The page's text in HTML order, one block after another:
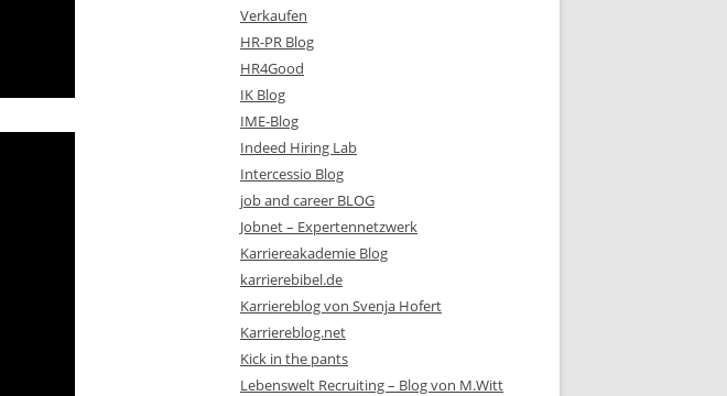
Verkaufen
HR-PR Blog
HR4Good
IK Blog
IME-Blog
Indeed Hiring Lab
Intercessio Blog
job and career BLOG
Jobnet – Expertennetzwerk
Karriereakademie Blog
karrierebibel.de
Karriereblog von Svenja Hofert
Karriereblog.net
Kick in the pants
Lebenswelt Recruiting – Blog von M.Witt